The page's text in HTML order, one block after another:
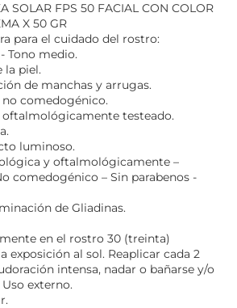
SOLAR FPS 50 FACIAL CON COLOR
X 50 GR
para el cuidado del rostro:
Tono medio.
la piel.
de manchas y arrugas.
comedogénico.
testeado.
luminoso.
y oftalmológicamente –
comedogénico – Sin parabenos -
de Gliadinas.
en el rostro 30 (treinta)
exposición al sol. Reaplicar cada 2
intensa, nadar o bañarse y/o
externo.